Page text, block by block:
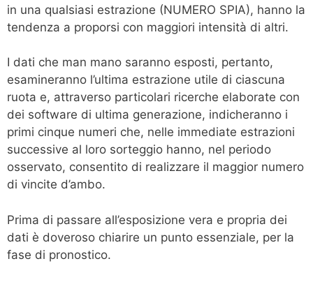
in una qualsiasi estrazione (NUMERO SPIA), hanno la
tendenza a proporsi con maggiori intensità di altri.
I dati che man mano saranno esposti, pertanto,
esamineranno l’ultima estrazione utile di ciascuna
ruota e, attraverso particolari ricerche elaborate con
dei software di ultima generazione, indicheranno i
primi cinque numeri che, nelle immediate estrazioni
successive al loro sorteggio hanno, nel periodo
osservato, consentito di realizzare il maggior numero
di vincite d’ambo.
Prima di passare all’esposizione vera e propria dei
dati è doveroso chiarire un punto essenziale, per la
fase di pronostico.